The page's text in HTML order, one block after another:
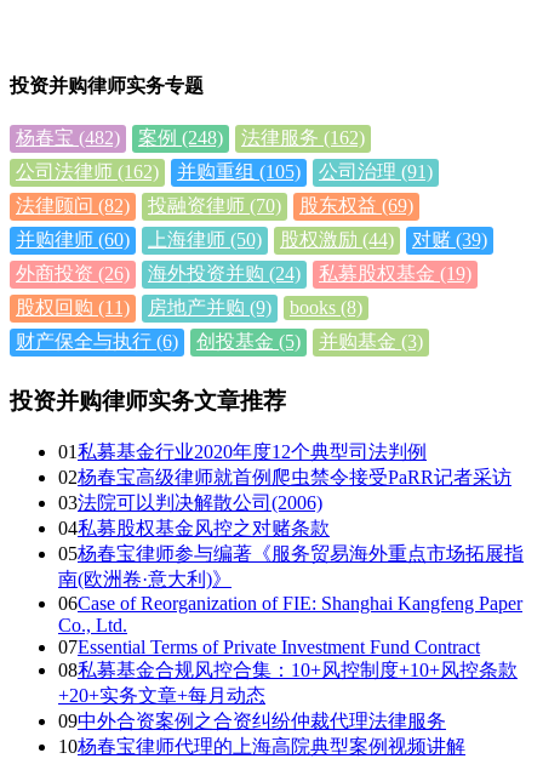
投资并购律师实务专题
杨春宝 (482) 案例 (248) 法律服务 (162)
公司法律师 (162) 并购重组 (105) 公司治理 (91)
法律顾问 (82) 投融资律师 (70) 股东权益 (69)
并购律师 (60) 上海律师 (50) 股权激励 (44) 对赌 (39)
外商投资 (26) 海外投资并购 (24) 私募股权基金 (19)
股权回购 (11) 房地产并购 (9) books (8)
财产保全与执行 (6) 创投基金 (5) 并购基金 (3)
投资并购律师实务文章推荐
01私募基金行业2020年度12个典型司法判例
02杨春宝高级律师就首例爬虫禁令接受PaRR记者采访
03法院可以判决解散公司(2006)
04私募股权基金风控之对赌条款
05杨春宝律师参与编著《服务贸易海外重点市场拓展指
南(欧洲卷·意大利)》
06Case of Reorganization of FIE: Shanghai Kangfeng Paper
Co., Ltd.
07Essential Terms of Private Investment Fund Contract
08私募基金合规风控合集：10+风控制度+10+风控条款
+20+实务文章+每月动态
09中外合资案例之合资纠纷仲裁代理法律服务
10杨春宝律师代理的上海高院典型案例视频讲解